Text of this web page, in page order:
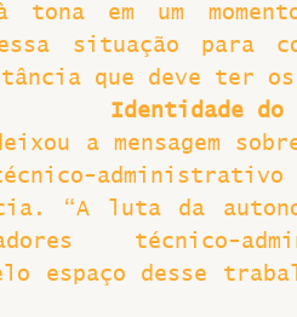
tona em um
situação para
que deve ter
Identidade do
a mensagem
administrativo
“A luta da
técnico-
espaço desse